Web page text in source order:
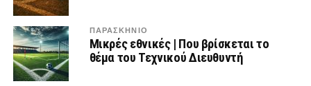
ΠΑΡΑΣΚΉΝΙΟ
Μικρές εθνικές | Που βρίσκεται το
θέμα του Τεχνικού Διευθυντή